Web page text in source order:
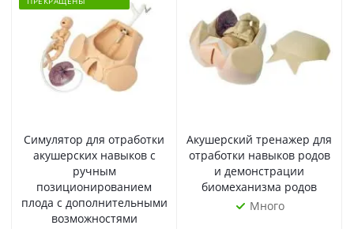
Симулятор для отработки
акушерских навыков с
ручным
позиционированием
плода с дополнительными
возможностями
Акушерский тренажер для
отработки навыков родов
и демонстрации
биомеханизма родов
Много